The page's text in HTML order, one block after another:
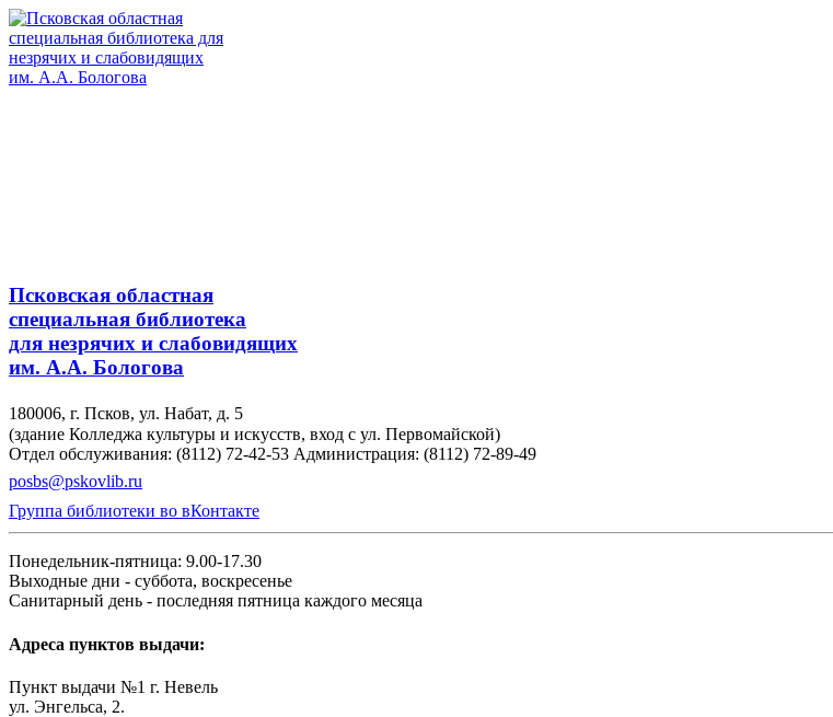
Псковская областная
специальная библиотека
для незрячих и слабовидящих
им. А.А. Бологова
180006, г. Псков, ул. Набат, д. 5
(здание Колледжа культуры и искусств, вход с ул. Первомайской)
Отдел обслуживания: (8112) 72-42-53 Администрация: (8112) 72-89-49
posbs@pskovlib.ru
Группа библиотеки во вКонтакте
Понедельник-пятница: 9.00-17.30
Выходные дни - суббота, воскресенье
Санитарный день - последняя пятница каждого месяца
Адреса пунктов выдачи:
Пункт выдачи №1 г. Невель
ул. Энгельса, 2.